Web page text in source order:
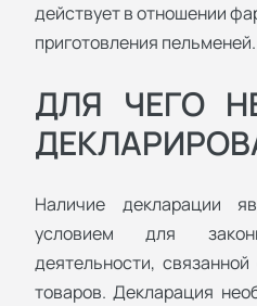
действует в отношении
приготовления пельменей.
ДЛЯ ЧЕГО
Наличие декларации
условием для
деятельности,
товаров. Декларация